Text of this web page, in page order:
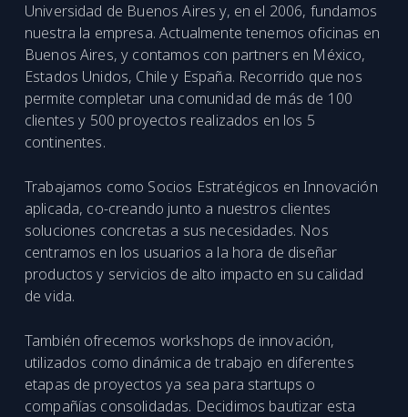
Universidad de Buenos Aires y, en el 2006, fundamos
nuestra la empresa. Actualmente tenemos oficinas en
Buenos Aires, y contamos con partners en México,
Estados Unidos, Chile y España. Recorrido que nos
permite completar una comunidad de más de 100
clientes y 500 proyectos realizados en los 5
continentes.
Trabajamos como Socios Estratégicos en Innovación
aplicada, co-creando junto a nuestros clientes
soluciones concretas a sus necesidades. Nos
centramos en los usuarios a la hora de diseñar
productos y servicios de alto impacto en su calidad
de vida.
También ofrecemos workshops de innovación,
utilizados como dinámica de trabajo en diferentes
etapas de proyectos ya sea para startups o
compañías consolidadas. Decidimos bautizar esta